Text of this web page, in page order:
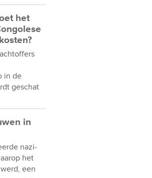
het
in de
geschat
in
nazi-
het
een